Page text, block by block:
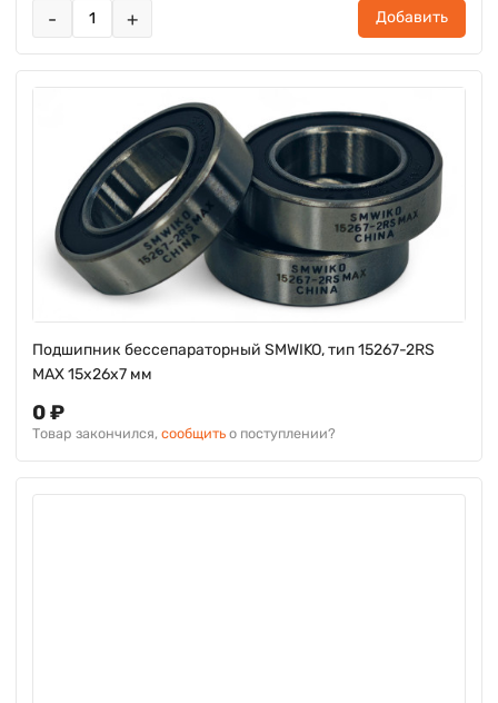
- + Добавить
Подшипник бессепараторный SMWIKO, тип 15267-2RS
MAX 15х26х7 мм
0 ₽
Товар закончился, сообщить о поступлении?